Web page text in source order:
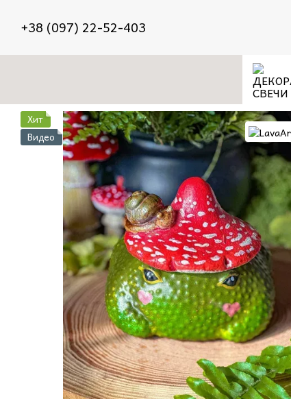
+38 (097) 22-52-403
Хит
Видео